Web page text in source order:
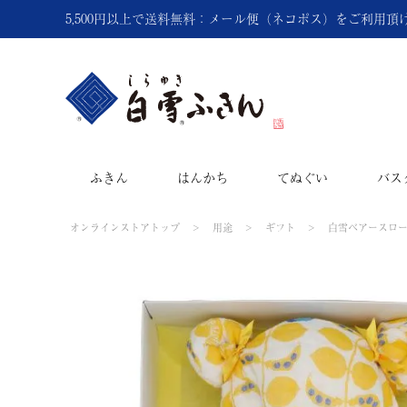
5,500円以上で送料無料：メール便（ネコポス）をご利用頂
ふきん はんかち てぬぐい バス
オンラインストアトップ 用途 ギフト 白雪ベアースロ